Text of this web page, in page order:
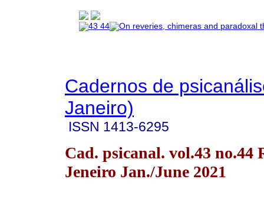
Cadernos de
Janeiro)
ISSN 1413-6295
Cad. psicanal. vol.43 no.44
Jeneiro Jan./June 2021